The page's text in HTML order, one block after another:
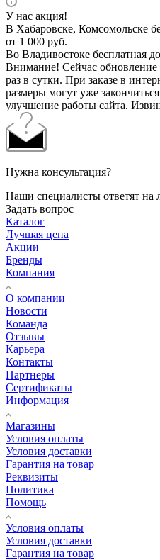
У нас акция!
В Хабаровске, Комсомольске
от 1 000 руб.
Во Владивостоке бесплатная
Внимание! Сейчас обновление
раз в сутки. При заказе в
размеры могут уже
улучшение работы сайта.
Нужна консультация?
Наши специалисты ответят
Задать вопрос
Каталог
Лучшая цена
Акции
Бренды
Компания
О компании
Новости
Команда
Отзывы
Карьера
Контакты
Партнеры
Сертификаты
Информация
Магазины
Условия оплаты
Условия доставки
Гарантия на товар
Реквизиты
Политика
Помощь
Условия оплаты
Условия доставки
Гарантия на товар